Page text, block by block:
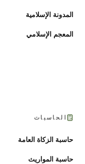
المدونة الإسلامية
المعجم الإسلامي
الحاسبات
حاسبة الزكاة العامة
حاسبة المواريث